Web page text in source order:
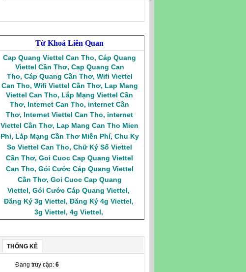
Từ Khoá Liên Quan
Cap Quang Viettel Can Tho, Cáp Quang
Viettel Cần Thơ, Cap Quang Can
Tho, Cáp Quang Cần Thơ, Wifi Viettel
Can Tho, Wifi Viettel Cần Thơ, Lap Mang
Viettel Can Tho, Lắp Mạng Viettel Cần
Thơ, Internet Can Tho, internet Cần
Thơ, Internet Viettel Can Tho, internet
Viettel Cần Thơ, Lap Mang Can Tho Mien
Phi, Lắp Mạng Cần Thơ Miễn Phí, Chu Ky
So Viettel Can Tho, Chữ Ký Số Viettel
Cần Thơ, Goi Cuoc Cap Quang Viettel
Can Tho, Gói Cước Cáp Quang Viettel
Cần Thơ, Goi Cuoc Cap Quang
Viettel, Gói Cước Cáp Quang Viettel,
Đăng Ký 3g Viettel, Đăng Ký 4g Viettel,
3g Viettel, 4g Viettel,
THỐNG KÊ
Đang truy cập: 6